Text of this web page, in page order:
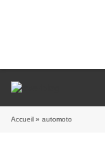
Accueil » automoto